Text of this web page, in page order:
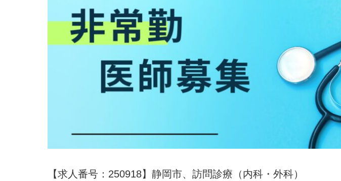
【求人番号：250918】静岡市、訪問診療（内科・外科）